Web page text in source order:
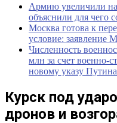
Армию увеличили
объяснили для чего
Москва готова к
условие:
Численность
млн за счет военно-
новому указу Путина
Курск под
дронов и